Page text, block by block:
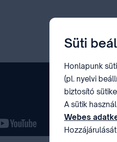
Süti
Honlapunk
(pl. nyelvi
biztosító
A sütik
Webes